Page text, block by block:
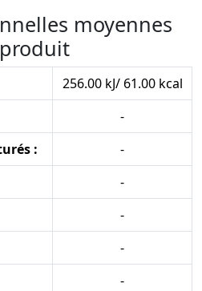
moyennes
256.00 kJ/ 61.00 kcal
-
:
-
-
-
-
-